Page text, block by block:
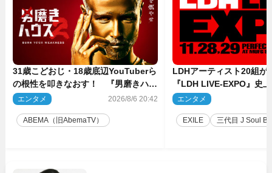
31歳こどおじ・18歳底辺YouTuberら
の根性を叩きなおす！ 『男磨きハウ
ス』第2弾コーチ陣発表
エンタメ 2026/8/6 20:42
ABEMA（旧AbemaTV）
LDHアーティスト20組
『LDH LIVE‐EXPO』史
技場で開催決定
エンタメ
EXILE 三代目 J Soul